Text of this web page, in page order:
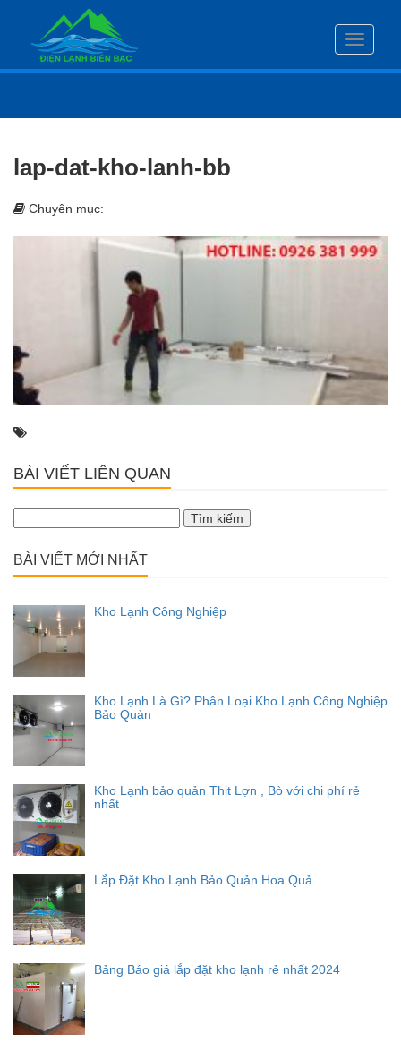
Toggle
lap-dat-kho-lanh-bb
Chuyên mục:
BÀI VIẾT LIÊN QUAN
kiếm
BÀI VIẾT MỚI NHẤT
Kho Lạnh Công Nghiệp
Kho Lạnh Là Gì? Phân Loại Kho Lạnh Công Nghiệp
Bảo Quản
Kho Lạnh bảo quản Thịt Lợn , Bò với chi phí rẻ
nhất
Lắp Đặt Kho Lạnh Bảo Quản Hoa Quả
Bảng Báo giá lắp đặt kho lạnh rẻ nhất 2024